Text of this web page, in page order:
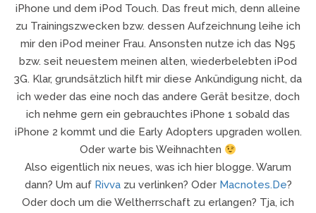
iPhone und dem iPod Touch. Das freut mich, denn alleine
zu Trainingszwecken bzw. dessen Aufzeichnung leihe ich
mir den iPod meiner Frau. Ansonsten nutze ich das N95
bzw. seit neuestem meinen alten, wiederbelebten iPod
3G. Klar, grundsätzlich hilft mir diese Ankündigung nicht, da
ich weder das eine noch das andere Gerät besitze, doch
ich nehme gern ein gebrauchtes iPhone 1 sobald das
iPhone 2 kommt und die Early Adopters upgraden wollen.
Oder warte bis Weihnachten
Also eigentlich nix neues, was ich hier blogge. Warum
dann? Um auf Rivvazu verlinken? Oder Macnotes.de?
Oder doch um die Weltherrschaft zu erlangen? Tja, ich